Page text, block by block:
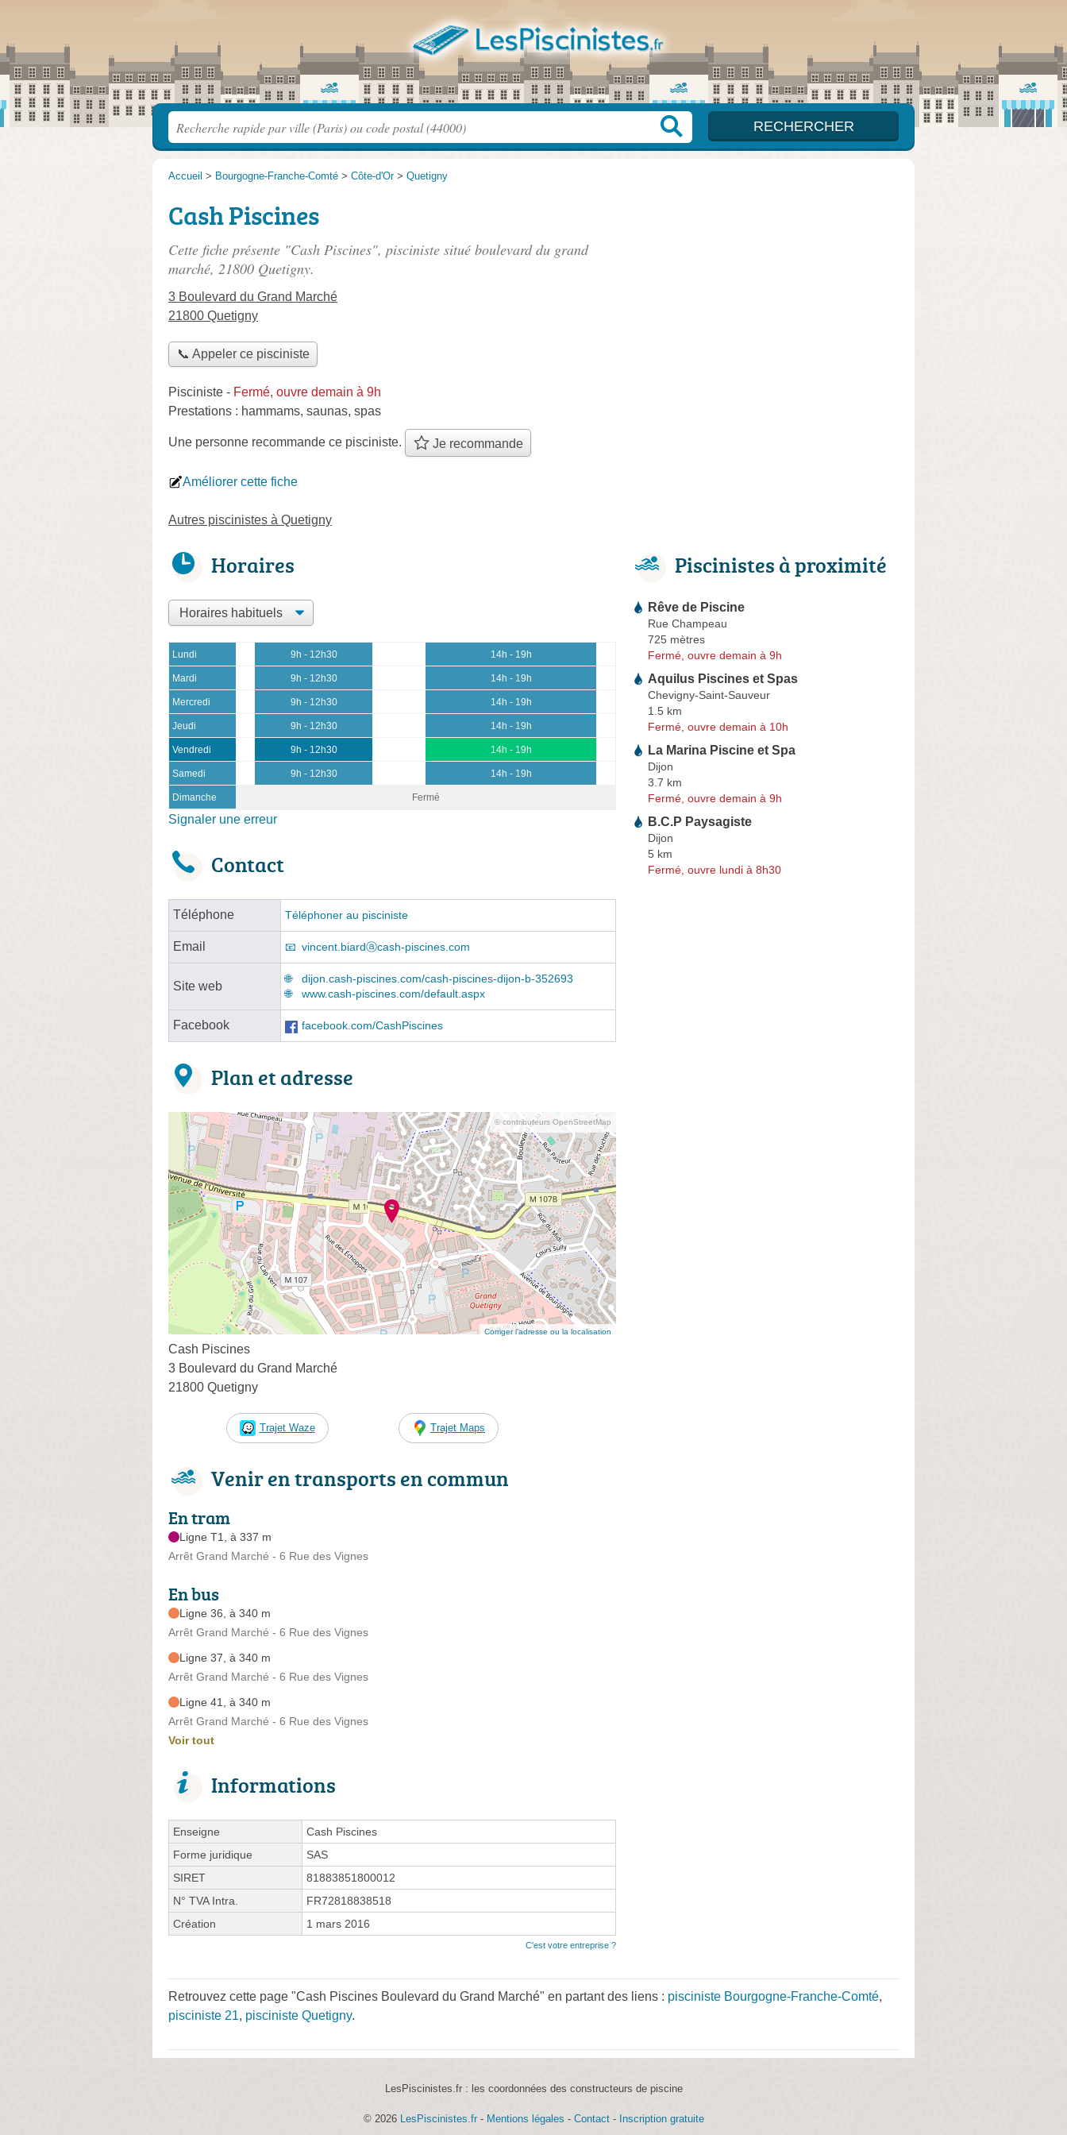
Accueil > Bourgogne-Franche-Comté > Côte-d'Or> Quetigny
Cash Piscines
Cette fiche présente "Cash Piscines", pisciniste situé boulevard du grand
marché, 21800 Quetigny.
3 Boulevard du Grand Marché
21800 Quetigny
📞 Appeler ce pisciniste
Pisciniste - Fermé, ouvre demain à 9h
Prestations : hammams, saunas, spas
Une personne recommande ce pisciniste. Je recommande
Améliorer cette fiche
Autres piscinistes à Quetigny
Horaires
Lundi 9h - 12h30 14h - 19h
Mardi 9h - 12h30 14h - 19h
Mercredi 9h - 12h30 14h - 19h
Jeudi 9h - 12h30 14h - 19h
Vendredi 9h - 12h30 14h - 19h
Samedi 9h - 12h30 14h - 19h
Dimanche Fermé
Signaler une erreur
Contact
Téléphone Téléphoner au pisciniste
Email vincent.biardⓐcash-piscines.com
Site web
dijon.cash-piscines.com/cash-piscines-dijon-b-352693
www.cash-piscines.com/default.aspx
Facebook facebook.com/CashPiscines
Plan et adresse
© contributeurs OpenStreetMap
Corriger l’adresse ou la localisation
Cash Piscines
3 Boulevard du Grand Marché
21800 Quetigny
Trajet Waze Trajet Maps
Venir en transports en commun
En tram
Ligne T1, à 337 m
Arrêt Grand Marché - 6 Rue des Vignes
En bus
Ligne 36, à 340 m
Arrêt Grand Marché - 6 Rue des Vignes
Ligne 37, à 340 m
Arrêt Grand Marché - 6 Rue des Vignes
Ligne 41, à 340 m
Arrêt Grand Marché - 6 Rue des Vignes
Voir tout
Informations
Enseigne
Cash Piscines
Forme juridique
SAS
SIRET
81883851800012
N° TVA Intra.
FR72818838518
Création
1 mars 2016
C'est votre entreprise ?
Piscinistes à proximité
Rêve de Piscine
Rue Champeau
725 mètres
Fermé, ouvre demain à 9h
Aquilus Piscines et Spas
Chevigny-Saint-Sauveur
1.5 km
Fermé, ouvre demain à 10h
La Marina Piscine et Spa
Dijon
3.7 km
Fermé, ouvre demain à 9h
B.C.P Paysagiste
Dijon
5 km
Fermé, ouvre lundi à 8h30
Retrouvez cette page "Cash Piscines Boulevard du Grand Marché" en partant des liens : pisciniste Bourgogne-Franche-Comté,
pisciniste 21, pisciniste Quetigny.
LesPiscinistes.fr : les coordonnées des constructeurs de piscine
© 2026 LesPiscinistes.fr - Mentions légales - Contact- Inscription gratuite